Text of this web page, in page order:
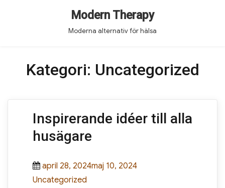
Modern Therapy
Moderna alternativ för hälsa
Kategori: Uncategorized
Inspirerande idéer till alla
husägare
Posted
on
april 28, 2024maj 10, 2024
Uncategorized